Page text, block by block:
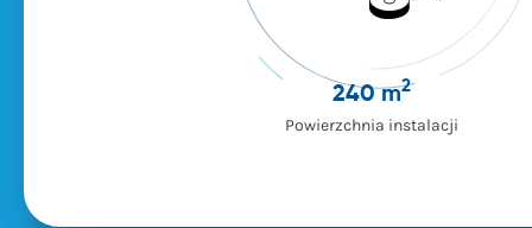
240 m2
Powierzchnia instalacji